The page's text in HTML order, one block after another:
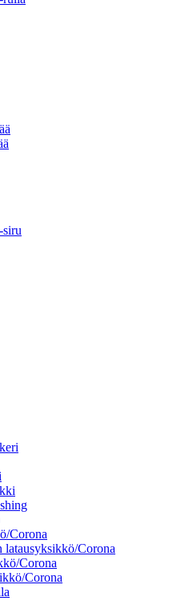
Corona
Corona
Corona
Corona